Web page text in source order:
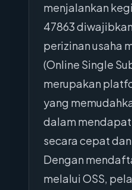
menjalankan
47863
perizinan usaha
(Online Single
merupakan
yang
dalam
secara cepat
Dengan
melalui OSS,